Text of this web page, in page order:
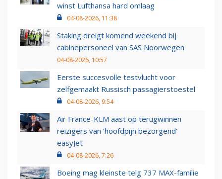
winst Lufthansa hard omlaag
04-08-2026, 11:38
Staking dreigt komend weekend bij
cabinepersoneel van SAS Noorwegen
04-08-2026, 10:57
Eerste succesvolle testvlucht voor
zelfgemaakt Russisch passagierstoestel
04-08-2026, 9:54
Air France-KLM aast op terugwinnen
reizigers van ‘hoofdpijn bezorgend’
easyJet
04-08-2026, 7:26
Boeing mag kleinste telg 737 MAX-familie